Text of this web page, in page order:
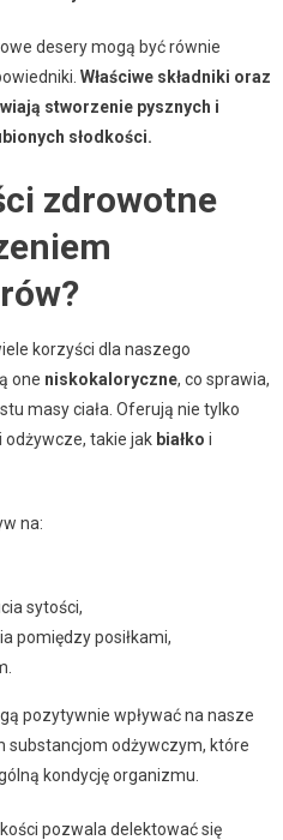
desery mogą być równie
Właściwe składniki oraz
stworzenie pysznych i
słodkości.
zdrowotne
korzyści dla naszego
one niskokaloryczne, co sprawia,
masy ciała. Oferują nie tylko
odżywcze, takie jak białko i
na:
sytości,
pomiędzy posiłkami,
pozytywnie wpływać na nasze
substancjom odżywczym, które
kondycję organizmu.
pozwala delektować się